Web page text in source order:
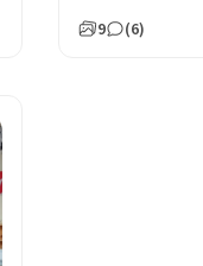
9 (6)